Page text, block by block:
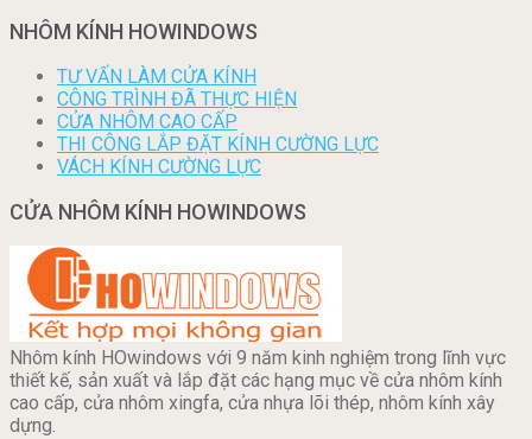
NHÔM KÍNH HOWINDOWS
TƯ VẤN LÀM CỬA KÍNH
CÔNG TRÌNH ĐÃ THỰC HIỆN
CỬA NHÔM CAO CẤP
THI CÔNG LẮP ĐẶT KÍNH CƯỜNG LỰC
VÁCH KÍNH CƯỜNG LỰC
CỬA NHÔM KÍNH HOWINDOWS
Nhôm kính HOwindows với 9 năm kinh nghiệm trong lĩnh vực
thiết kế, sản xuất và lắp đặt các hạng mục về cửa nhôm kính
cao cấp, cửa nhôm xingfa, cửa nhựa lõi thép, nhôm kính xây
dựng.